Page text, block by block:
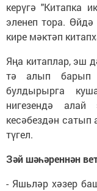
керүгә "Китапка
эленеп тора.
кире мәктәп
Яңа китаплар, эш
тә алып барып
булдырырга
нигезендә
кесәбездән сатып
түгел.
Зәй шәһәреннән
- Яшьләр хәзер